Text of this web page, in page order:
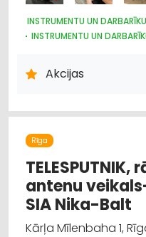
INSTRUMENTU UN
INSTRUMENTU UN
METĀLAPSTRĀDES IEKĀRTAS
HIDRAULISKĀS UN
DARBA AIZSARDZĪBAS
KOKAPSTRĀDES IEKĀRTAS
Akcijas
Rīga
TELESPUTNIK,
antenu
SIA Nika-Balt
Kārļa Mīlenbaha 1,